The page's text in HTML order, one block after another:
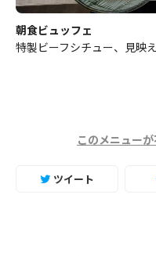
朝食ビュッフェ
特製ビーフシチュー、見映
このメニュー
ツイート